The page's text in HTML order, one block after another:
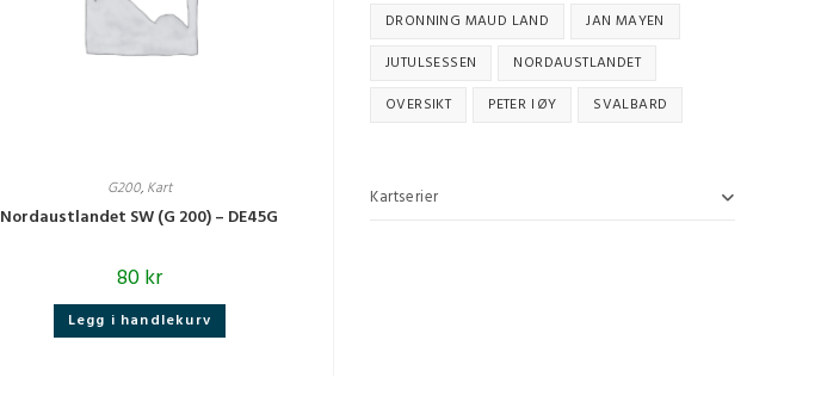
G200, Kart
Nordaustlandet SW (G 200) – DE45G
80kr
Legg i handlekurv
DRONNING MAUD LAND
JAN MAYEN
JUTULSESSEN
NORDAUSTLANDET
OVERSIKT
PETER I ØY SVALBARD
Kartserier